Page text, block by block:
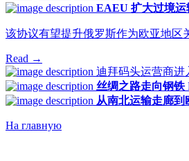
EAEU 扩大过境运
该协议有望提升俄罗斯作为欧亚地区
Read →
迪拜码头运营商进
丝绸之路走向钢铁
从南北运输走廊到
На главную